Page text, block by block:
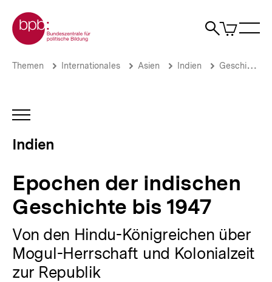
zum
Seiteninhalt
springen
Zur Startseite der bpb
Suche
Artikel
im
Epochen
bis
1947
Indien
Brotkrümelnavigation
Pfadnavigation
Themen Internationales Asien Indien Geschichte, Religion und Gesellschaft
INHALTSNAVIGATION
Indien
Epochen der indischen
Geschichte bis 1947
Von den Hindu-Königreichen über
Mogul-Herrschaft und Kolonialzeit
zur Republik